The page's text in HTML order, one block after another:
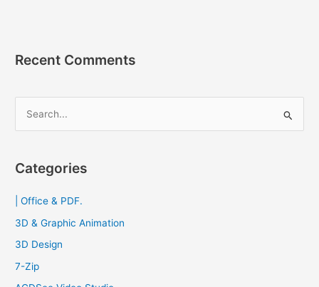
จอ
HD
Recent Comments
r
f
o
Categories
| Office & PDF.
3D & Graphic Animation
3D Design
7-Zip